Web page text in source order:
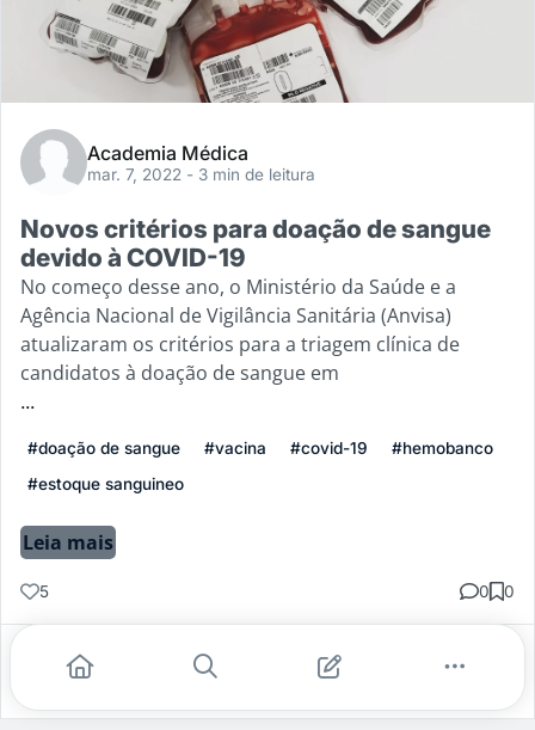
Academia Médica
mar. 7, 2022 - 3 min de leitura
Novos critérios para doação de sangue
devido à COVID-19
No começo desse ano, o Ministério da Saúde e a
Agência Nacional de Vigilância Sanitária (Anvisa)
atualizaram os critérios para a triagem clínica de
candidatos à doação de sangue em
...
#doação de sangue #vacina #covid-19
#hemobanco
#estoque sanguineo
Leia mais
5 0 0
Gostei Comentar Salvar